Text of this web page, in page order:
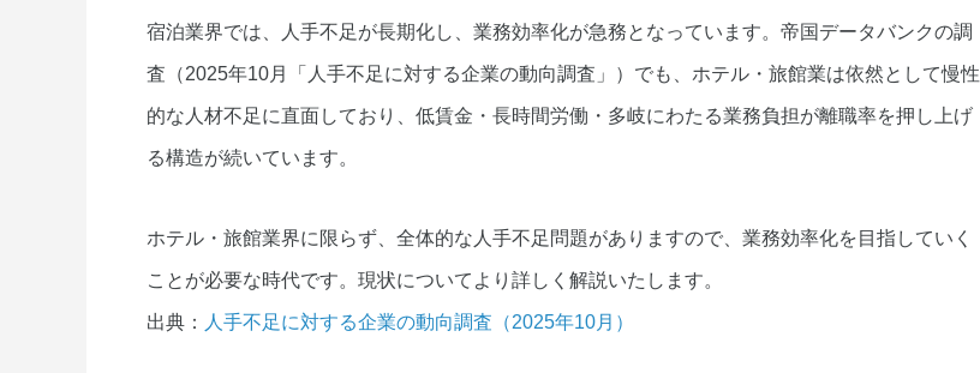
宿泊業界では、人手不足が長期化し、業務効率化が急務となっています。帝国データバンクの調
査（2025年10月「人手不足に対する企業の動向調査」）でも、ホテル・旅館業は依然として慢性
的な人材不足に直面しており、低賃金・長時間労働・多岐にわたる業務負担が離職率を押し上げ
る構造が続いています。
ホテル・旅館業界に限らず、全体的な人手不足問題がありますので、業務効率化を目指していく
ことが必要な時代です。現状についてより詳しく解説いたします。
出典： 人手不足に対する企業の動向調査（2025年10月）